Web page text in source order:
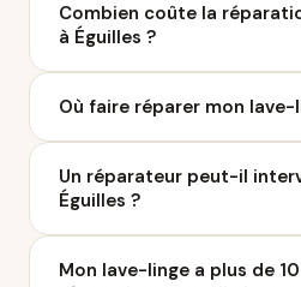
Combien coûte la
à Éguilles ?
entre 50 et 200 € selon la
réparateurs sont référencés
Bonus Réparation, vous
chez un professionnel labellisé
Où faire réparer mon lave-
Éguilles et dans un rayon de
ci-dessus pour comparer les
QualiRépar, et contacter le
proche.
Un réparateur peut-il
Éguilles ?
proposent des interventions à
Mon lave-linge a plus de